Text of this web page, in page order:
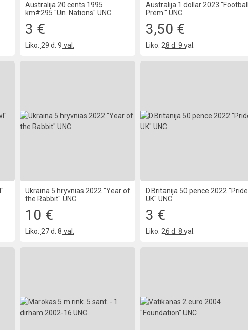
Australija 20 cents 1995
km#295 "Un. Nations" UNC
3 €
Liko: 29 d. 9 val.
Australija 1 dollar 2023 "Football
Prem." UNC
3,50 €
Liko: 28 d. 9 val.
Ukraina 5 hryvnias 2022 "Year of
the Rabbit" UNC
10 €
Liko: 27 d. 8 val.
D.Britanija 50 pence 2022 "Pride
UK" UNC
3 €
Liko: 26 d. 8 val.